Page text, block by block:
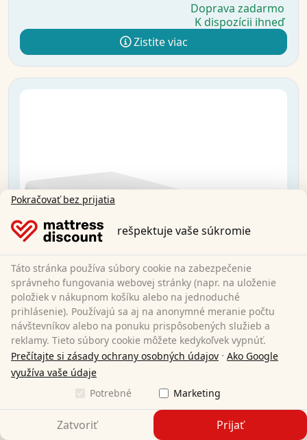
Doprava zadarmo
K dispozícii ihneď
Zistite viac
Matrac Sleezzz® Premium 100x200 cm
Veľkosť:
100 x 200 cm
Materiál:
Visco pena
Pokračovať bez prijatia
rešpektuje vaše súkromie
Táto stránka používa súbory cookie na zabezpečenie
správneho fungovania webovej stránky (napr. na uloženie
položiek v nákupnom košíku alebo na jednoduché
prihlásenie). Používajú sa aj na anonymné meranie počtu
návštevníkov alebo na ponuku prispôsobených služieb a
reklamy. Tieto súbory cookie môžete kedykoľvek vypnúť.
Prečítajte si zásady ochrany osobných údajov · Ako Google
využíva vaše údaje
Potrebné
Marketing
Zatvoriť Prijať